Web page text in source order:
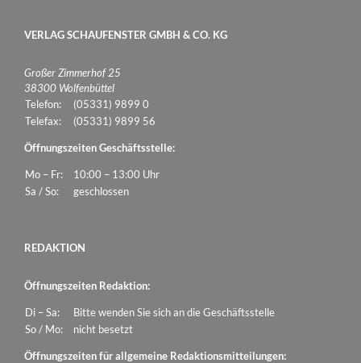
VERLAG SCHAUFENSTER GMBH & CO. KG
Großer Zimmerhof 25
38300 Wolfenbüttel
Telefon:
(05331) 9899 0
Telefax:
(05331) 9899 56
Öffnungszeiten Geschäftsstelle:
Mo – Fr:
10:00 – 13:00 Uhr
Sa / So:
geschlossen
REDAKTION
Öffnungszeiten Redaktion:
Di – Sa:
Bitte wenden Sie sich an die Geschäftsstelle
So / Mo:
nicht besetzt
Öffnungszeiten für allgemeine Redaktionsmitteilungen: